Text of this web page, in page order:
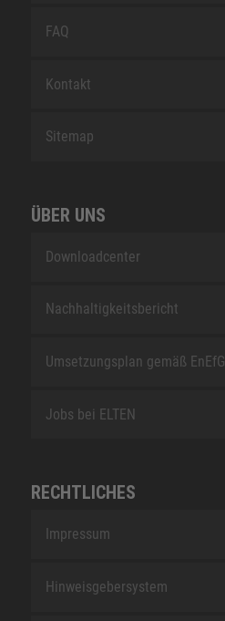
FAQ
Kontakt
Sitemap
ÜBER UNS
Downloadcenter
Nachhaltigkeitsbericht
Umsetzungsplan gemäß EnEfG
Jobs bei ELTEN
RECHTLICHES
Impressum
Hinweisgebersystem